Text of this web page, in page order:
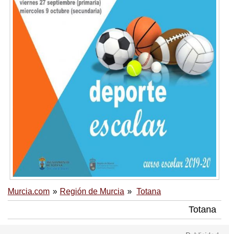
Murcia.com Región de Murcia Totana
Totana